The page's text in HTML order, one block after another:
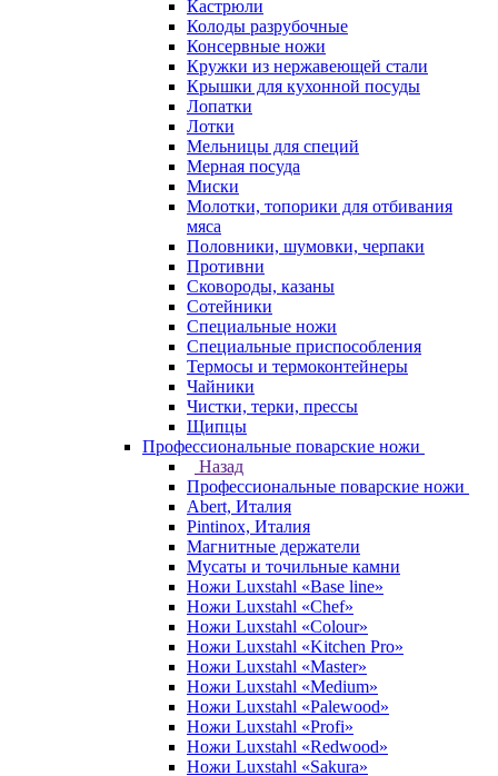
Кастрюли
Колоды разрубочные
Консервные ножи
Кружки из нержавеющей стали
Крышки для кухонной посуды
Лопатки
Лотки
Мельницы для специй
Мерная посуда
Миски
Молотки, топорики для отбивания
мяса
Половники, шумовки, черпаки
Противни
Сковороды, казаны
Сотейники
Специальные ножи
Специальные приспособления
Термосы и термоконтейнеры
Чайники
Чистки, терки, прессы
Щипцы
Профессиональные поварские ножи
Назад
Профессиональные поварские ножи
Abert, Италия
Pintinox, Италия
Магнитные держатели
Мусаты и точильные камни
Ножи Luxstahl «Base line»
Ножи Luxstahl «Chef»
Ножи Luxstahl «Colour»
Ножи Luxstahl «Kitchen Pro»
Ножи Luxstahl «Master»
Ножи Luxstahl «Medium»
Ножи Luxstahl «Palewood»
Ножи Luxstahl «Profi»
Ножи Luxstahl «Redwood»
Ножи Luxstahl «Sakura»